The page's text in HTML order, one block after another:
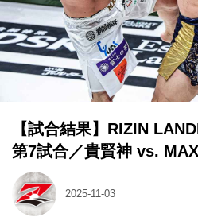
【試合結果】RIZIN
第7試合／貴賢神 vs.
2025-11-03